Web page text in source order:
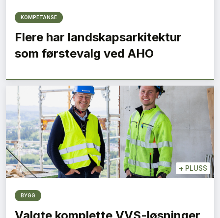
KOMPETANSE
Flere har landskapsarkitektur
som førstevalg ved AHO
+ PLUSS
BYGG